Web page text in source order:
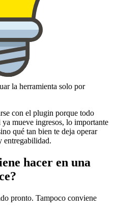
la herramienta solo por
con el plugin porque todo
ya mueve ingresos, lo importante
qué tan bien te deja operar
entregabilidad.
hacer en una
pronto. Tampoco conviene